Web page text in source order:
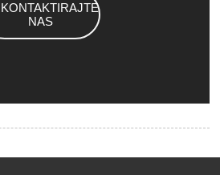
KONTAKTIRAJTE
NAS